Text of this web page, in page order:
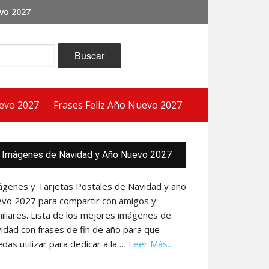
2027
2027 Frases Feliz Año Nuevo 2027
Imágenes de Navidad y Año Nuevo 2027
y Tarjetas Postales de Navidad y año
2027 para compartir con amigos y
Lista de los mejores imágenes de
con frases de fin de año para que
utilizar para dedicar a la … Leer Más...